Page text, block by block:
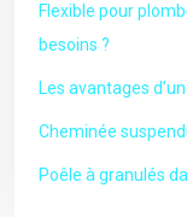
Flexible pour
besoins ?
Les avantages
Cheminée
Poêle à granulés